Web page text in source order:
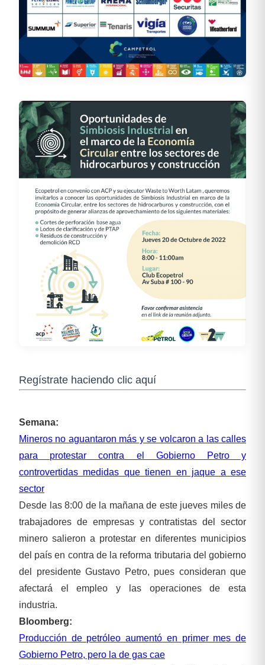
Regístrate haciendo clic aquí
Semana:
Mineros no aguantaron más y se volcaron a las calles
para protestar contra el Gobierno Petro y
controvertidas medidas que tienen en jaque a ese
sector
Desde las 8:00 de la mañana de este jueves miles de
trabajadores de empresas y contratistas del sector
minero salieron a protestar en diferentes municipios
del país en contra de la reforma tributaria del gobierno
del presidente Gustavo Petro, pues consideran que
afectará el empleo y las operaciones de esta
industria.
Bloomberg:
Producción de petróleo aumentó en primer mes de
Gobierno Petro, pero la de gas cae